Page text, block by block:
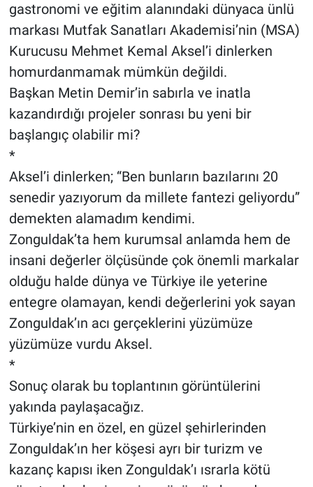
gastronomi ve eğitim alanındaki dünyaca ünlü
markası Mutfak Sanatları Akademisi’nin (MSA)
Kurucusu Mehmet Kemal Aksel’i dinlerken
homurdanmamak mümkün değildi.
Başkan Metin Demir’in sabırla ve inatla
kazandırdığı projeler sonrası bu yeni bir
başlangıç olabilir mi?
*
Aksel’i dinlerken; “Ben bunların bazılarını 20
senedir yazıyorum da millete fantezi geliyordu”
demekten alamadım kendimi.
Zonguldak’ta hem kurumsal anlamda hem de
insani değerler ölçüsünde çok önemli markalar
olduğu halde dünya ve Türkiye ile yeterine
entegre olamayan, kendi değerlerini yok sayan
Zonguldak’ın acı gerçeklerini yüzümüze
yüzümüze vurdu Aksel.
*
Sonuç olarak bu toplantının görüntülerini
yakında paylaşacağız.
Türkiye’nin en özel, en güzel şehirlerinden
Zonguldak’ın her köşesi ayrı bir turizm ve
kazanç kapısı iken Zonguldak’ı ısrarla kötü